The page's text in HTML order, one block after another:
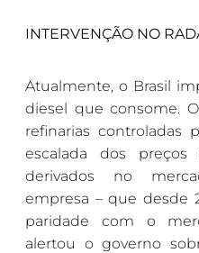
INTERVENÇÃO NO
Atualmente, o Brasil
diesel que consome.
refinarias controladas
escalada dos
derivados no
empresa – que desde
paridade com o
alertou o governo